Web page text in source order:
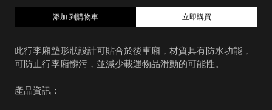
添加 到購物車 立即購買
此行李廂墊形狀設計可貼合於後車廂，材質具有防水功能，
可防止行李廂髒污，並減少載運物品滑動的可能性。
產品資訊：